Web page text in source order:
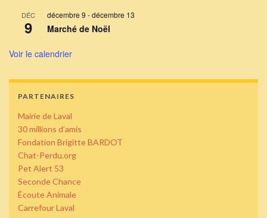
DÉC
9
décembre 9 -décembre 13
Marché de Noël
Voir le calendrier
PARTENAIRES
Mairie de Laval
30 millions d’amis
Fondation Brigitte BARDOT
Chat-Perdu.org
Pet Alert 53
Seconde Chance
Écoute Animale
Carrefour Laval